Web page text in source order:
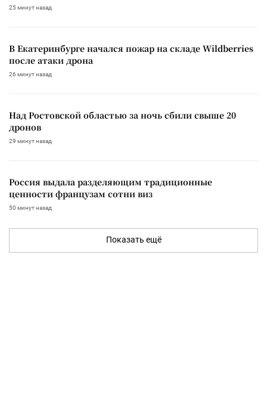
25 минут назад
В Екатеринбурге начался пожар на складе Wildberries
после атаки дрона
26 минут назад
Над Ростовской областью за ночь сбили свыше 20
дронов
29 минут назад
Россия выдала разделяющим традиционные
ценности французам сотни виз
50 минут назад
Показать ещё